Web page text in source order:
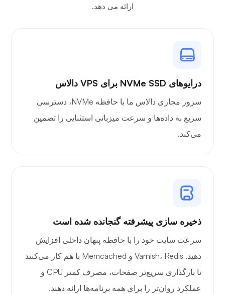
ارائه می دهد.
درایوهای NVMe SSD برای VPS دالاس
سرور مجازی دالاس ما با حافظه NVMe، دسترسی
سریع به داده‌ها و سرعت میزبانی استثنایی را تضمین
می‌کند.
ذخیره سازی پیشرفته گنجانده شده است
سرعت سایت خود را با حافظه پنهان داخلی افزایش
دهید. Varnish، Redis و Memcached با هم کار می‌کنند
تا بارگذاری سریع‌تر صفحات، مصرف کمتر CPU و
عملکرد روان‌تر را برای همه برنامه‌ها ارائه دهند.